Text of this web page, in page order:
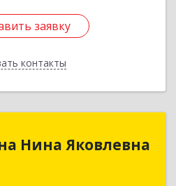
заявку
контакты
заявку
Назад
Нина Яковлевна
обл, Медногорск г,